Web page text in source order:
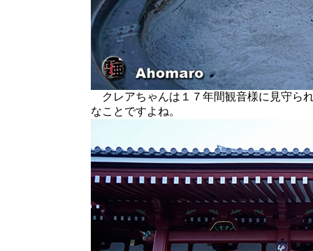
クレアちゃんは１７年間観音様に見守ら
なことですよね。